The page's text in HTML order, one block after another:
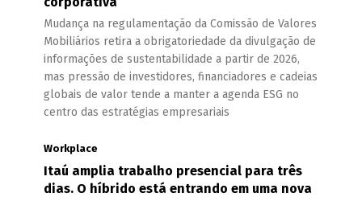
Mudança na regulamentação da Comissão de Valores
Mobiliários retira a obrigatoriedade da divulgação de
informações de sustentabilidade a partir de 2026,
mas pressão de investidores, financiadores e cadeias
globais de valor tende a manter a agenda ESG no
centro das estratégias empresariais
Workplace
Itaú amplia trabalho presencial para três
dias. O híbrido está entrando em uma nova